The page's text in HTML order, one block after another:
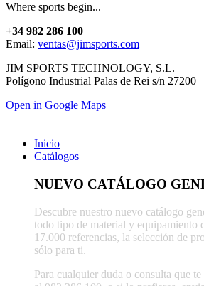
Where sports begin...
+34 982 286 100
Email: ventas@jimsports.com
JIM SPORTS TECHNOLOGY, S.L.
Polígono Industrial Palas de Rei s/n 27200
Open in Google Maps
Inicio
Catálogos
NUEVO CATÁLOGO
Descubre nuestro nuevo catálogo
todo tipo de material y equipamiento
17.000 referencias, la selección de
sólo para ti.
Para cualquier duda o consulta que